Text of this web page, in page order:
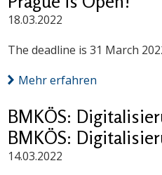
18.03.2022
The deadline is 31 March
Mehr erfahren
BMKÖS:
BMKÖS:
14.03.2022